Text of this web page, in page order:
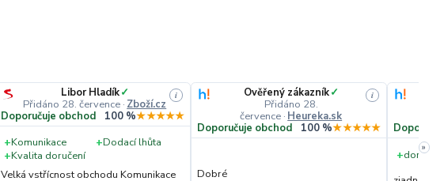
Libor Hladík✓
Přidáno 28. července · Zboží.cz
i
Doporučuje obchod 100 %★★★★★
+Komunikace +Dodací lhůta
+Kvalita doručení
Velká vstřícnost obchodu Komunikace
Ověřený zákazník✓
Přidáno 28.
července · Heureka.sk
i
Doporučuje obchod 100 %★★★★★
Dobré
+
»